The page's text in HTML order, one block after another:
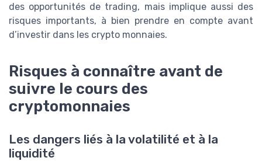
des opportunités de trading, mais implique aussi des
risques importants, à bien prendre en compte avant
d’investir dans les crypto monnaies.
Risques à connaître avant de
suivre le cours des
cryptomonnaies
Les dangers liés à la volatilité et à la
liquidité